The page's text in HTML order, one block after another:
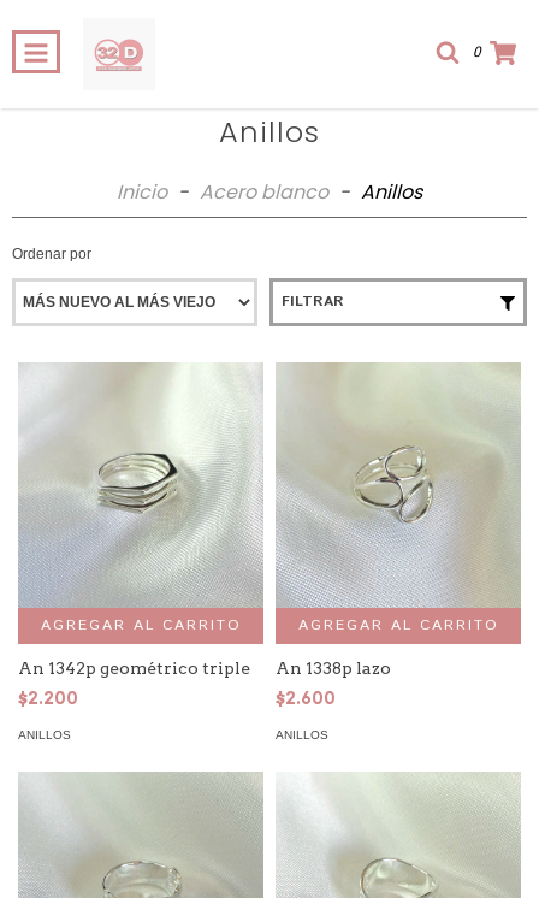
0
Anillos
Inicio - Acero blanco - Anillos
Ordenar por
FILTRAR
AGREGAR AL CARRITO
An 1342p geométrico triple
$2.200
ANILLOS
AGREGAR AL CARRITO
An 1338p lazo
$2.600
ANILLOS